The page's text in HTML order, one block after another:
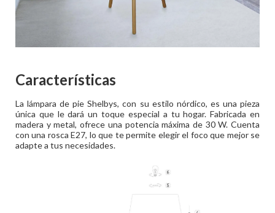
Características
La lámpara de pie Shelbys, con su estilo nórdico, es una pieza
única que le dará un toque especial a tu hogar. Fabricada en
madera y metal, ofrece una potencia máxima de 30 W. Cuenta
con una rosca E27, lo que te permite elegir el foco que mejor se
adapte a tus necesidades.